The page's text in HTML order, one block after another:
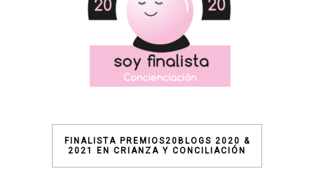
FINALISTA PREMIOS20BLOGS 2020 &
2021 EN CRIANZA Y CONCILIACIÓN